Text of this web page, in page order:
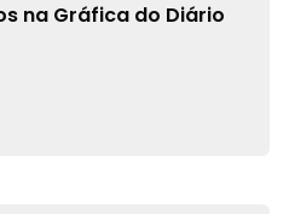
na Gráfica do Diário